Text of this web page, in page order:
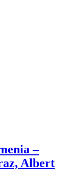
–
Albert